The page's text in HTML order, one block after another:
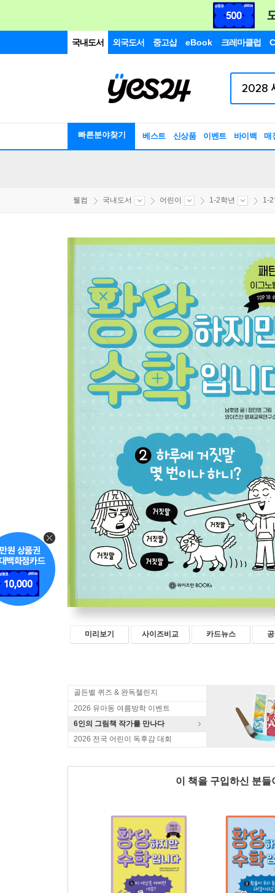
국내도서 외국도서 중고샵 eBook 크레마클럽
빠른분야찾기 베스트 신상품 이벤트 바이백 매
웰컴 국내도서 어린이 1-2학년 1-
미리보기 사이즈비교 카드뉴스
골든벨 퀴즈 & 완독챌린지
2026 유아동 여름방학 이벤트
6인의 그림책 작가를 만나다
2026 전국 어린이 독후감 대회
이 책을 구입하신 분